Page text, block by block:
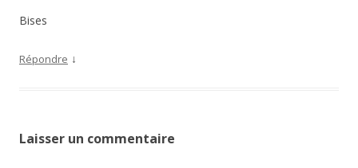
Bises
Répondre ↓
Laisser un commentaire